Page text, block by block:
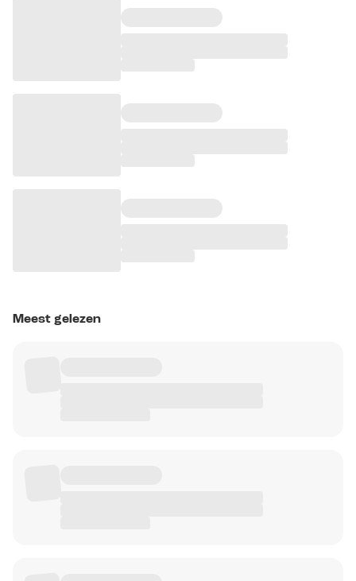
Meest gelezen